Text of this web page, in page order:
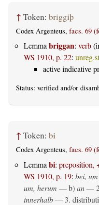
↑ Token: briggiþ
Codex Argenteus, facs. 69
Lemmabriggan: verb
WS 1910, p. 22:
active indicative
Status: verified and/or
↑ Token: bi
Codex Argenteus, facs. 69
Lemma bi: preposition,
WS 1910, p. 19: bei, um
um, herum — b)an—
innerhalb— 3.